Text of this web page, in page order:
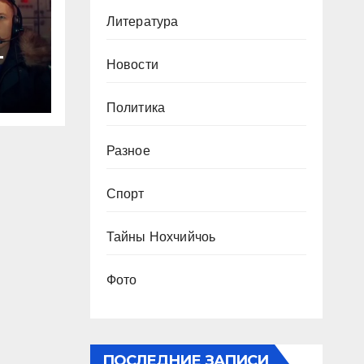
Литература
Новости
Политика
Разное
Спорт
Тайны Нохчийчоь
Фото